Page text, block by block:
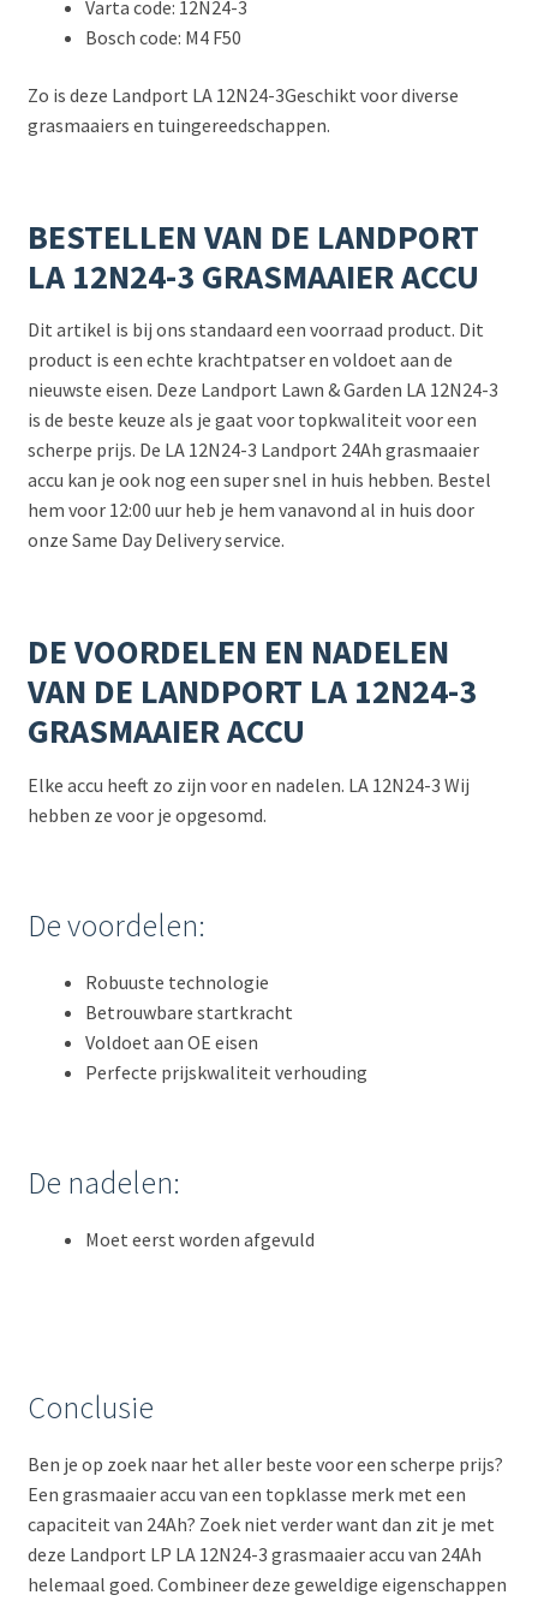
Varta code: 12N24-3
Bosch code: M4 F50
Zo is deze Landport LA 12N24-3Geschikt voor diverse
grasmaaiers en tuingereedschappen.
BESTELLEN VAN DE LANDPORT
LA 12N24-3 GRASMAAIER ACCU
Dit artikel is bij ons standaard een voorraad product. Dit
product is een echte krachtpatser en voldoet aan de
nieuwste eisen. Deze Landport Lawn & Garden LA 12N24-3
is de beste keuze als je gaat voor topkwaliteit voor een
scherpe prijs. De LA 12N24-3 Landport 24Ah grasmaaier
accu kan je ook nog een super snel in huis hebben. Bestel
hem voor 12:00 uur heb je hem vanavond al in huis door
onze Same Day Delivery service.
DE VOORDELEN EN NADELEN
VAN DE LANDPORT LA 12N24-3
GRASMAAIER ACCU
Elke accu heeft zo zijn voor en nadelen. LA 12N24-3 Wij
hebben ze voor je opgesomd.
De voordelen:
Robuuste technologie
Betrouwbare startkracht
Voldoet aan OE eisen
Perfecte prijskwaliteit verhouding
De nadelen:
Moet eerst worden afgevuld
Conclusie
Ben je op zoek naar het aller beste voor een scherpe prijs?
Een grasmaaier accu van een topklasse merk met een
capaciteit van 24Ah? Zoek niet verder want dan zit je met
deze Landport LP LA 12N24-3 grasmaaier accu van 24Ah
helemaal goed. Combineer deze geweldige eigenschappen